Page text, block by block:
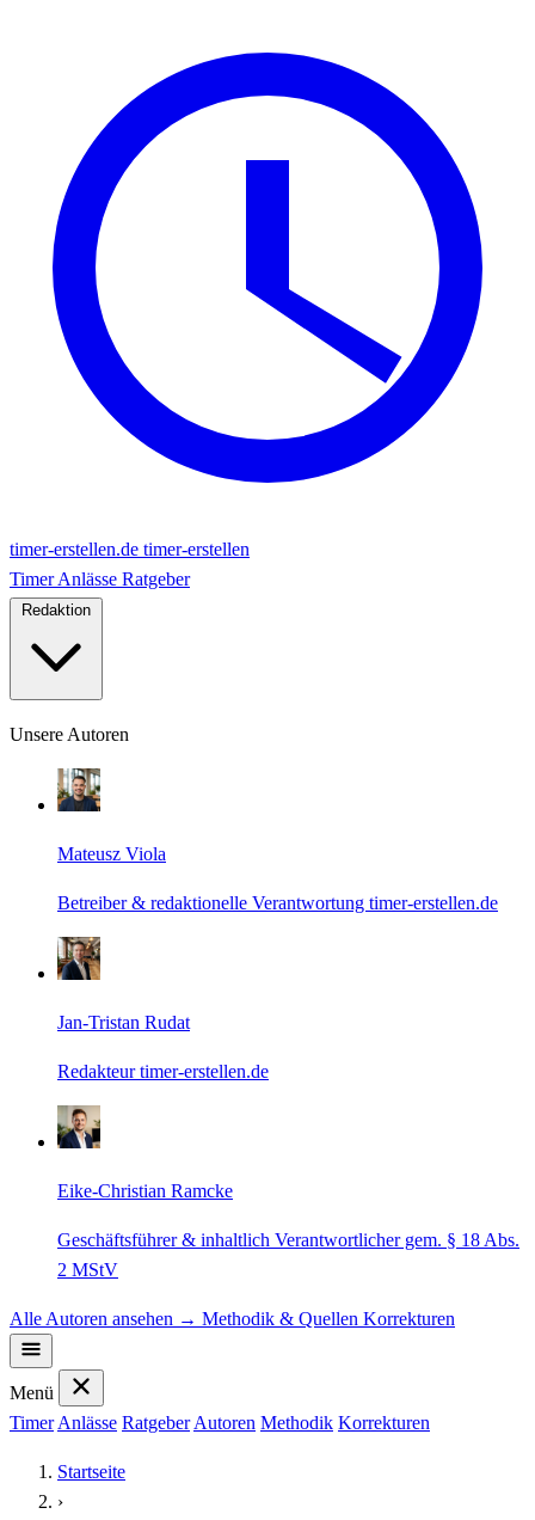
timer-erstellen.de timer-erstellen
TimerAnlässe Ratgeber
Unsere Autoren
Mateusz Viola
Betreiber & redaktionelle Verantwortung timer-erstellen.de
Jan-Tristan Rudat
Redakteur timer-erstellen.de
Eike-Christian Ramcke
Geschäftsführer & inhaltlich Verantwortlicher gem. § 18 Abs.
2 MStV
Alle Autoren ansehen → Methodik & Quellen Korrekturen
Menü
Timer Anlässe Ratgeber Autoren Methodik Korrekturen
Startseite
›